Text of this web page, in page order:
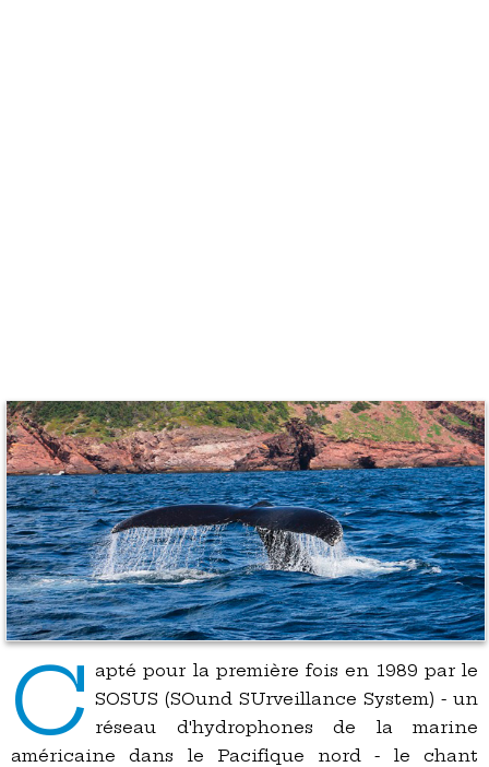
C apté pour la première fois en 1989 par le
SOSUS (SOund SUrveillance System) - un
réseau d'hydrophones de la marine
américaine dans le Pacifique nord - le chant